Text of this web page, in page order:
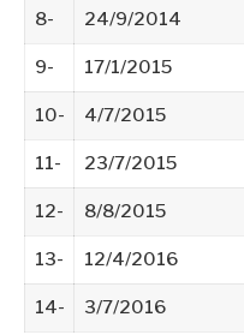
8- 24/9/2014
9- 17/1/2015
10- 4/7/2015
11- 23/7/2015
12- 8/8/2015
13- 12/4/2016
14- 3/7/2016